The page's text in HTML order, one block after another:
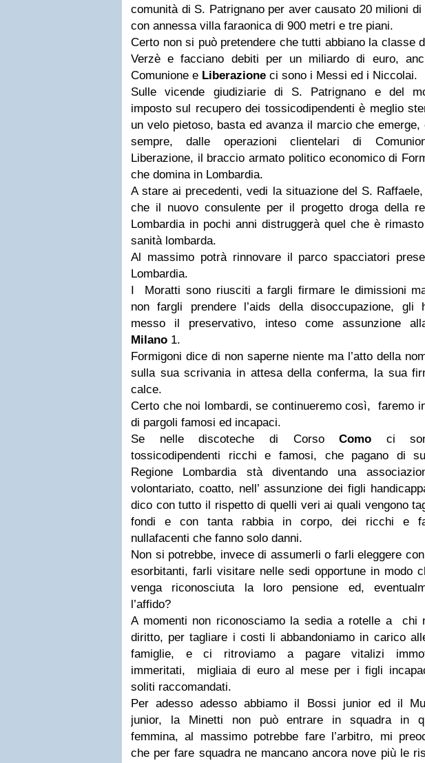
comunità di S. Patrignano per aver causato 20 milioni di
con annessa villa faraonica di 900 metri e tre piani.
Certo non si può pretendere che tutti abbiano la classe
Verzè e facciano debiti per un miliardo di euro,
Comunione e Liberazione ci sono i Messi ed i Niccolai.
Sulle vicende giudiziarie di S. Patrignano e del
imposto sul recupero dei tossicodipendenti è meglio
un velo pietoso, basta ed avanza il marcio che emerge,
sempre, dalle operazioni clientelari di
Liberazione, il braccio armato politico economico di
che domina in Lombardia.
A stare ai precedenti, vedi la situazione del S.
che il nuovo consulente per il progetto droga della
Lombardia in pochi anni distruggerà quel che è
sanità lombarda.
Al massimo potrà rinnovare il parco spacciatori
Lombardia.
I Moratti sono riusciti a fargli firmare le dimissioni
non fargli prendere l’aids della disoccupazione, gli
messo il preservativo, inteso come assunzione
Milano 1.
Formigoni dice di non saperne niente ma l’atto della
sulla sua scrivania in attesa della conferma, la sua
calce.
Certo che noi lombardi, se continueremo così, faremo
di pargoli famosi ed incapaci.
Se nelle discoteche di CorsoComo ci
tossicodipendenti ricchi e famosi, che pagano di
Regione Lombardia stà diventando una
volontariato, coatto, nell’ assunzione dei figli
dico con tutto il rispetto di quelli veri ai quali vengono
fondi e con tanta rabbia in corpo, dei ricchi e
nullafacenti che fanno solo danni.
Non si potrebbe, invece di assumerli o farli eleggere
esorbitanti, farli visitare nelle sedi opportune in modo
venga riconosciuta la loro pensione ed,
l’affido?
A momenti non riconosciamo la sedia a rotelle a chi
diritto, per tagliare i costi li abbandoniamo in carico
famiglie, e ci ritroviamo a pagare vitalizi
immeritati, migliaia di euro al mese per i figli
soliti raccomandati.
Per adesso adesso abbiamo il Bossi junior ed il
junior, la Minetti non può entrare in squadra in
femmina, al massimo potrebbe fare l’arbitro, mi
che per fare squadra ne mancano ancora nove più le